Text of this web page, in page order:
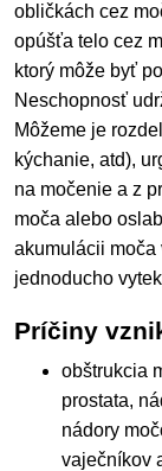
obličkách cez
opúšťa telo cez
ktorý môže byť
Neschopnosť
Môžeme je
kýchanie, atd),
na močenie a z
moča alebo
akumulácii moča
jednoducho
Príčiny
obštrukcia
prostata,
nádory
vaječníkov